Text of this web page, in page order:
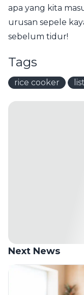
apa yang kita
urusan sepele
sebelum tidur!
Tags
rice cooker
Next News